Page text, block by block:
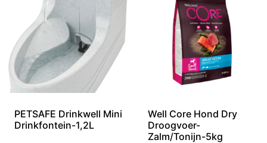
PETSAFE Drinkwell Mini
Drinkfontein-1,2L
Well Core Hond Dry
Droogvoer-
Zalm/Tonijn-5kg